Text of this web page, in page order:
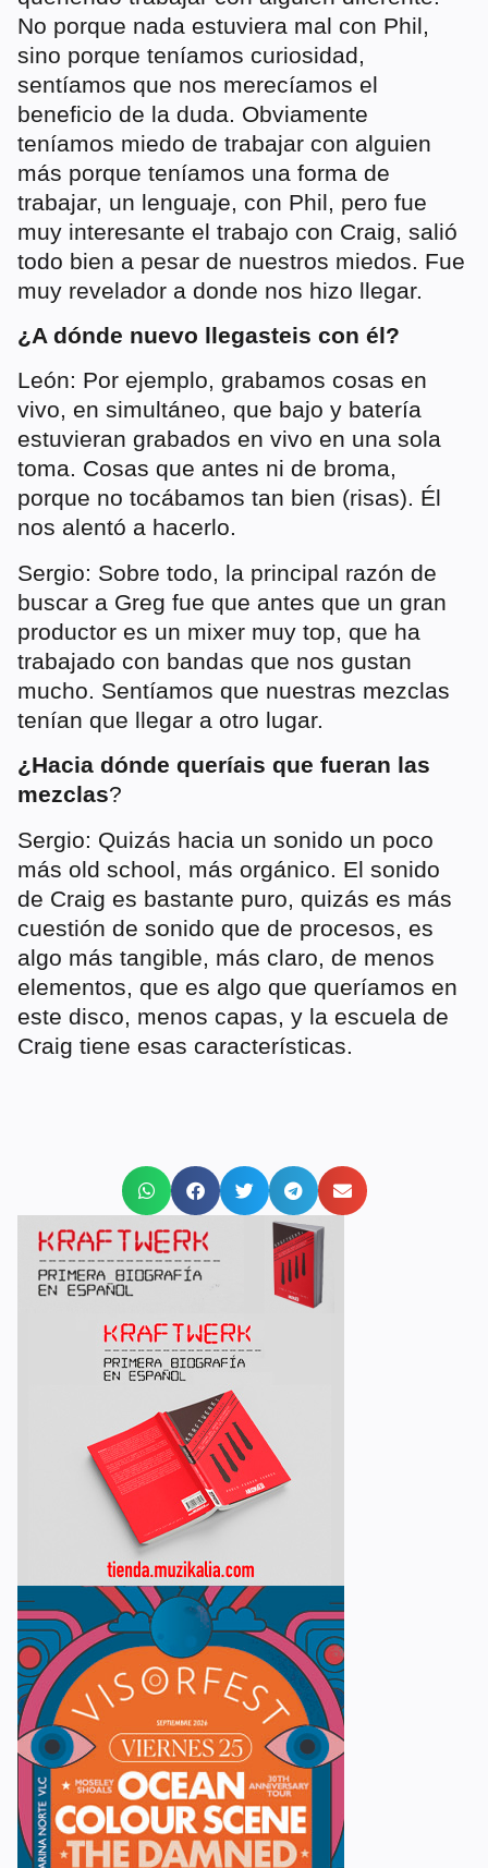
No porque nada estuviera mal con Phil,
sino porque teníamos curiosidad,
sentíamos que nos merecíamos el
beneficio de la duda. Obviamente
teníamos miedo de trabajar con alguien
más porque teníamos una forma de
trabajar, un lenguaje, con Phil, pero fue
muy interesante el trabajo con Craig, salió
todo bien a pesar de nuestros miedos. Fue
muy revelador a donde nos hizo llegar.
¿A dónde nuevo llegasteis con él?
León: Por ejemplo, grabamos cosas en
vivo, en simultáneo, que bajo y batería
estuvieran grabados en vivo en una sola
toma. Cosas que antes ni de broma,
porque no tocábamos tan bien (risas). Él
nos alentó a hacerlo.
Sergio: Sobre todo, la principal razón de
buscar a Greg fue que antes que un gran
productor es un mixer muy top, que ha
trabajado con bandas que nos gustan
mucho. Sentíamos que nuestras mezclas
tenían que llegar a otro lugar.
¿Hacia dónde queríais que fueran las
mezclas?
Sergio: Quizás hacia un sonido un poco
más old school, más orgánico. El sonido
de Craig es bastante puro, quizás es más
cuestión de sonido que de procesos, es
algo más tangible, más claro, de menos
elementos, que es algo que queríamos en
este disco, menos capas, y la escuela de
Craig tiene esas características.